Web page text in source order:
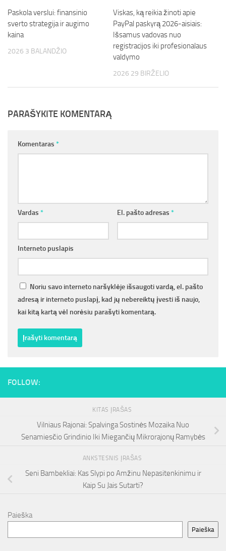
Paskola verslui: finansinio
sverto strategija ir augimo
kaina
2026 3 BALANDŽIO
Viskas, ką reikia žinoti apie
PayPal paskyrą 2026-aisiais:
Išsamus vadovas nuo
registracijos iki profesionalaus
valdymo
2026 29 BIRŽELIO
PARAŠYKITE KOMENTARĄ
Komentaras *
Vardas * El. pašto adresas *
Interneto puslapis
Noriu savo interneto naršyklėje išsaugoti vardą, el. pašto
adresą ir interneto puslapį, kad jų nebereiktų įvesti iš naujo,
kai kitą kartą vėl norėsiu parašyti komentarą.
FOLLOW:
KITAS ĮRAŠAS
Vilniaus Rajonai: Spalvinga Sostinės Mozaika Nuo
Senamiesčio Grindinio Iki Miegančių Mikrorajonų Ramybės
ANKSTESNIS ĮRAŠAS
Seni Bambekliai: Kas Slypi po Amžinu Nepasitenkinimu ir
Kaip Su Jais Sutarti?
Paieška
Paieška